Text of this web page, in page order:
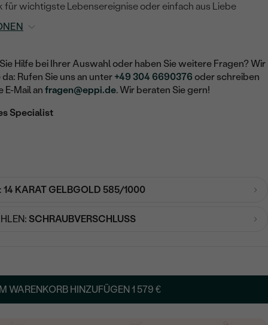
für wichtigste Lebensereignise oder einfach aus Liebe
Hilfe bei Ihrer Auswahl oder haben Sie weitere Fragen? Wir
Rufen Sie uns an unter +49 304 6690376 oder schreiben
E-Mail anfragen@eppi.de. Wir beraten Sie gern!
Specialist
14 KARAT GELBGOLD 585/1000
SCHRAUBVERSCHLUSS
WARENKORB HINZUFÜGEN1 579 €